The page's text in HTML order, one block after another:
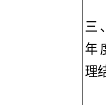
三
年
理